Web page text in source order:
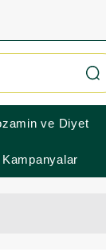
ve Diyet
Kampanyalar